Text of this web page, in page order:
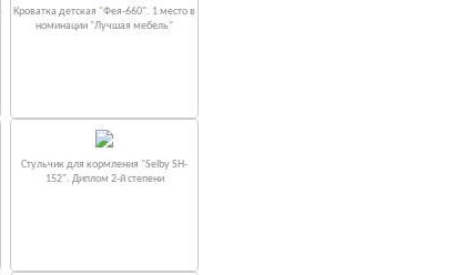
Кроватка детская "Фея-660". 1 место в
номинации "Лучшая мебель"
Стульчик для кормления "Selby SH-
152". Диплом 2-й степени